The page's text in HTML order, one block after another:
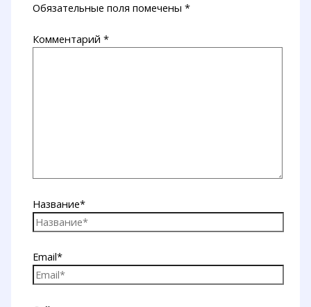
Обязательные поля помечены*
Комментарий*
Название*
Email*